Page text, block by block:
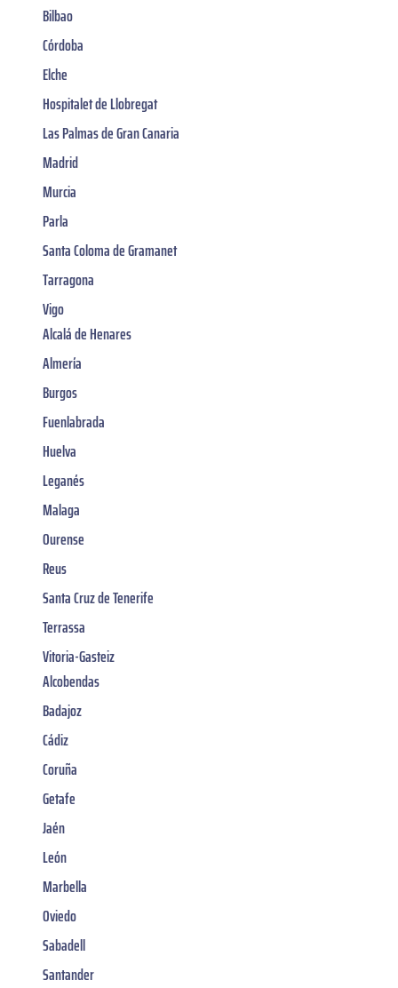
Bilbao
Córdoba
Elche
Hospitalet de Llobregat
Las Palmas de Gran Canaria
Madrid
Murcia
Parla
Santa Coloma de Gramanet
Tarragona
Vigo
Alcalá de Henares
Almería
Burgos
Fuenlabrada
Huelva
Leganés
Malaga
Ourense
Reus
Santa Cruz de Tenerife
Terrassa
Vitoria-Gasteiz
Alcobendas
Badajoz
Cádiz
Coruña
Getafe
Jaén
León
Marbella
Oviedo
Sabadell
Santander